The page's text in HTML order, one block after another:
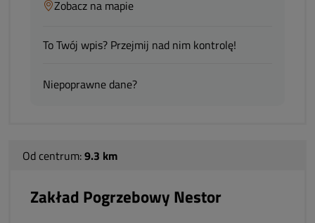
Zobacz na mapie
To Twój wpis? Przejmij nad nim kontrolę!
Niepoprawne dane?
Od centrum:9.3 km
Zakład Pogrzebowy Nestor